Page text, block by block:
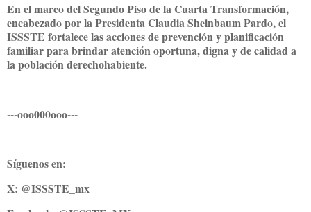
En el marco del Segundo Piso de la Cuarta Transformación,
encabezado por la Presidenta Claudia Sheinbaum Pardo, el
ISSSTE fortalece las acciones de prevención y planificación
familiar para brindar atención oportuna, digna y de calidad a
la población derechohabiente.
---ooo000ooo---
Síguenos en:
X: @ISSSTE_mx